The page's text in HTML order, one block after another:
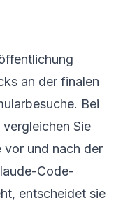
an der finalen
Bei
Sie
vor und nach der
Code-
entscheidet sie